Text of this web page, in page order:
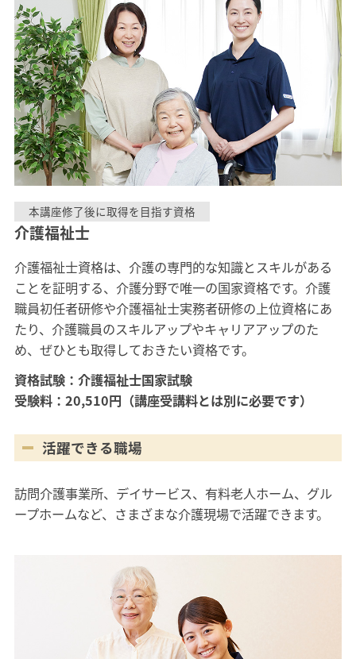
本講座修了後に取得を目指す資格
介護福祉士
介護福祉士資格は、介護の専門的な知識とスキルがある
ことを証明する、介護分野で唯一の国家資格です。介護
職員初任者研修や介護福祉士実務者研修の上位資格にあ
たり、介護職員のスキルアップやキャリアアップのた
め、ぜひとも取得しておきたい資格です。
資格試験：介護福祉士国家試験
受験料：20,510円（講座受講料とは別に必要です）
活躍できる職場
訪問介護事業所、デイサービス、有料老人ホーム、グル
ープホームなど、さまざまな介護現場で活躍できます。